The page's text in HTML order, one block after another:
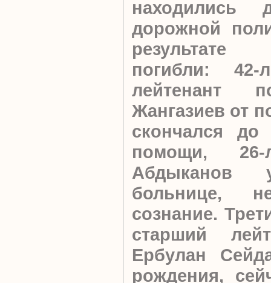
находились
дорожной
результате
погибли: 42-
лейтенант
Жангазиев от
скончался до
помощи, 26-
больнице,
сознание.
старший
Ербулан
рождения,